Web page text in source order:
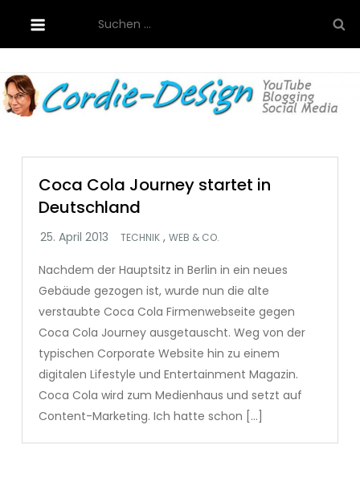
content
nach:
Cordie-Design
Coca Cola Journey startet in
Deutschland
TECHNIK ,WEB & CO.
Nachdem der Hauptsitz in Berlin in ein neues
Gebäude gezogen ist, wurde nun die alte
verstaubte Coca Cola Firmenwebseite gegen
Coca Cola Journey ausgetauscht. Weg von der
typischen Corporate Website hin zu einem
digitalen Lifestyle und Entertainment Magazin.
Coca Cola wird zum Medienhaus und setzt auf
Content-Marketing. Ich hatte schon […]